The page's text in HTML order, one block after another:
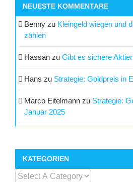
NEUESTE KOMMENTARE
Benny zu Kleingeld wiegen und
zählen
Hassan zu Gibt es sichere
Hans zu Strategie: Goldpreis in
Marco Eitelmann zu Strategie:
Januar 2025
KATEGORIEN